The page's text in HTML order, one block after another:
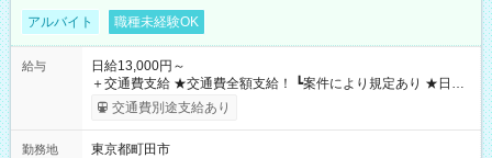
アルバイト 職種未経験OK
給与
日給13,000円～
＋交通費支給 ★交通費全額支給！ ┗案件により規定あり ★日払
いOK！（規定あり） ┗働いたその日に現金GET♪ お仕事後はコ
ンビニATMから 日払い分を引き落とせます！ 【試用期間】試
交通費別途支給あり
勤務地
東京都町田市